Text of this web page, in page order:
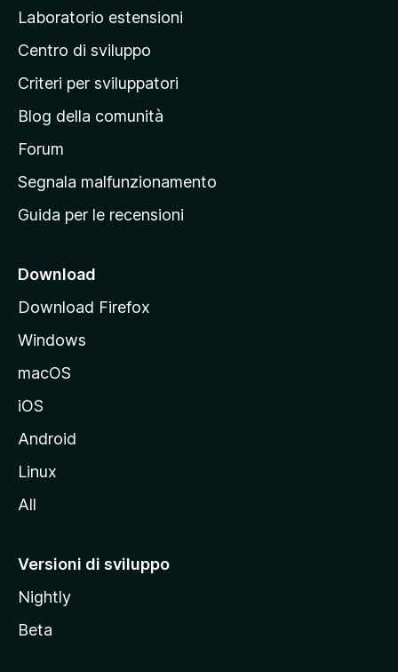
a
g
i
a
p
r
n
i
a
l
e
l
t
M
z
i
Laboratorio estensioni
Centro di sviluppo
Criteri per sviluppatori
Blog della comunità
Forum
Segnala malfunzionamento
Guida per le recensioni
Download
Download Firefox
Windows
macOS
iOS
Android
Linux
All
Versioni di sviluppo
Nightly
Beta